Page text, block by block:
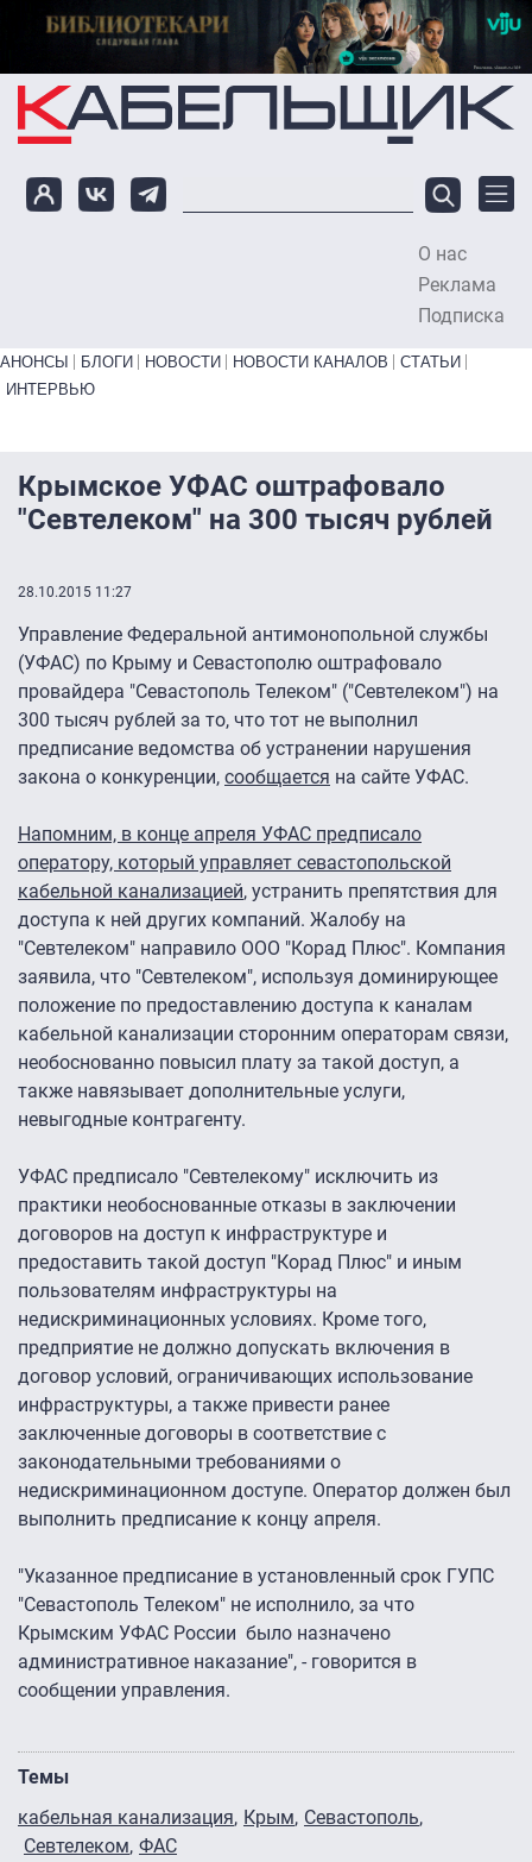
Перейти к основному содержанию
О нас
Реклама
Подписка
Primary links bottom
АНОНСЫ БЛОГИ НОВОСТИ НОВОСТИ КАНАЛОВ
СТАТЬИ
ИНТЕРВЬЮ
Крымское УФАС оштрафовало
"Севтелеком" на 300 тысяч рублей
28.10.2015 11:27
Управление Федеральной антимонопольной службы
(УФАС) по Крыму и Севастополю оштрафовало
провайдера "Севастополь Телеком" ("Севтелеком") на
300 тысяч рублей за то, что тот не выполнил
предписание ведомства об устранении нарушения
закона о конкуренции, сообщается на сайте УФАС.
Напомним, в конце апреля УФАС предписало
оператору, который управляет севастопольской
кабельной канализацией, устранить препятствия для
доступа к ней других компаний. Жалобу на
"Севтелеком" направило ООО "Корад Плюс". Компания
заявила, что "Севтелеком", используя доминирующее
положение по предоставлению доступа к каналам
кабельной канализации сторонним операторам связи,
необоснованно повысил плату за такой доступ, а
также навязывает дополнительные услуги,
невыгодные контрагенту.
УФАС предписало "Севтелекому" исключить из
практики необоснованные отказы в заключении
договоров на доступ к инфраструктуре и
предоставить такой доступ "Корад Плюс" и иным
пользователям инфраструктуры на
недискриминационных условиях. Кроме того,
предприятие не должно допускать включения в
договор условий, ограничивающих использование
инфраструктуры, а также привести ранее
заключенные договоры в соответствие с
законодательными требованиями о
недискриминационном доступе. Оператор должен был
выполнить предписание к концу апреля.
"Указанное предписание в установленный срок ГУПС
"Севастополь Телеком" не исполнило, за что
Крымским УФАС России было назначено
административное наказание", - говорится в
сообщении управления.
Темы
кабельная канализация
Крым Севастополь
Севтелеком ФАС